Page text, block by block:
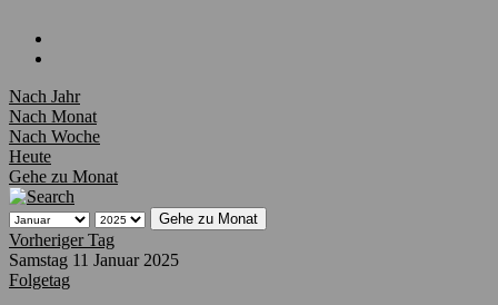
Nach Jahr
Nach Monat
Nach Woche
Heute
Gehe zu Monat
Gehe zu Monat
Vorheriger Tag
Samstag 11 Januar 2025
Folgetag